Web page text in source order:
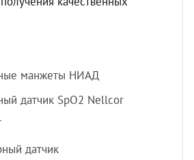
манжеты НИАД
датчик SpO2 Nellcor
датчик